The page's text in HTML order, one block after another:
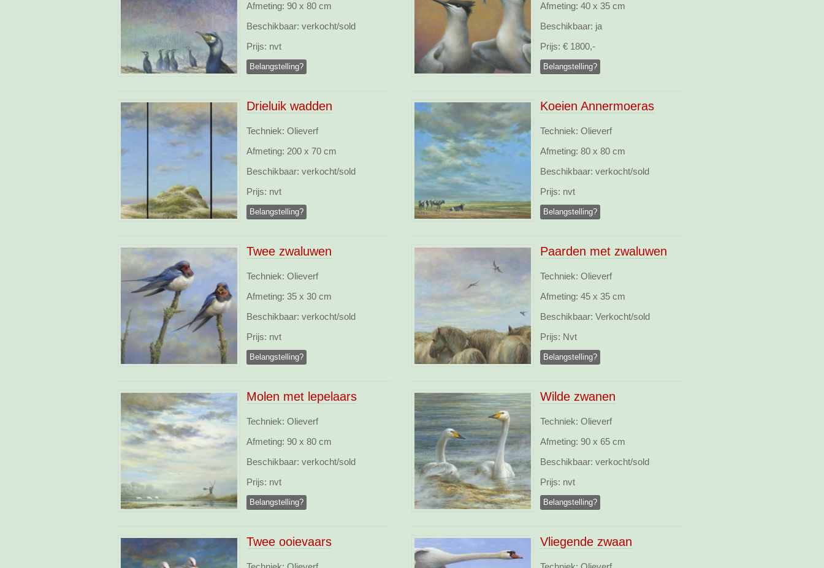
Afmeting: 90 x 80 cm
Beschikbaar: verkocht/sold
Prijs: nvt
Belangstelling?
Afmeting: 40 x 35 cm
Beschikbaar: ja
Prijs: € 1800,-
Belangstelling?
Drieluik wadden
Techniek: Olieverf
Afmeting: 200 x 70 cm
Beschikbaar: verkocht/sold
Prijs: nvt
Belangstelling?
Koeien Annermoeras
Techniek: Olieverf
Afmeting: 80 x 80 cm
Beschikbaar: verkocht/sold
Prijs: nvt
Belangstelling?
Twee zwaluwen
Techniek: Olieverf
Afmeting: 35 x 30 cm
Beschikbaar: verkocht/sold
Prijs: nvt
Belangstelling?
Paarden met zwaluwen
Techniek: Olieverf
Afmeting: 45 x 35 cm
Beschikbaar: Verkocht/sold
Prijs: Nvt
Belangstelling?
Molen met lepelaars
Techniek: Olieverf
Afmeting: 90 x 80 cm
Beschikbaar: verkocht/sold
Prijs: nvt
Belangstelling?
Wilde zwanen
Techniek: Olieverf
Afmeting: 90 x 65 cm
Beschikbaar: verkocht/sold
Prijs: nvt
Belangstelling?
Twee ooievaars Vliegende zwaan